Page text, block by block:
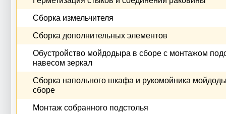
Сборка измельчителя
Сборка дополнительных элементов
Обустройство мойдодыра в сборе с монтажом
навесом зеркал
Сборка напольного шкафа и рукомойника
сборе
Монтаж собранного подстолья